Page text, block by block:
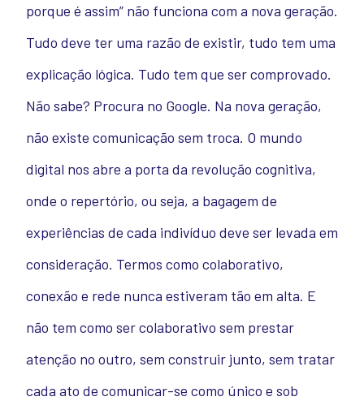
porque é assim” não funciona com a nova geração.
Tudo deve ter uma razão de existir, tudo tem uma
explicação lógica. Tudo tem que ser comprovado.
Não sabe? Procura no Google. Na nova geração,
não existe comunicação sem troca. O mundo
digital nos abre a porta da revolução cognitiva,
onde o repertório, ou seja, a bagagem de
experiências de cada indivíduo deve ser levada em
consideração. Termos como colaborativo,
conexão e rede nunca estiveram tão em alta. E
não tem como ser colaborativo sem prestar
atenção no outro, sem construir junto, sem tratar
cada ato de comunicar-se como único e sob